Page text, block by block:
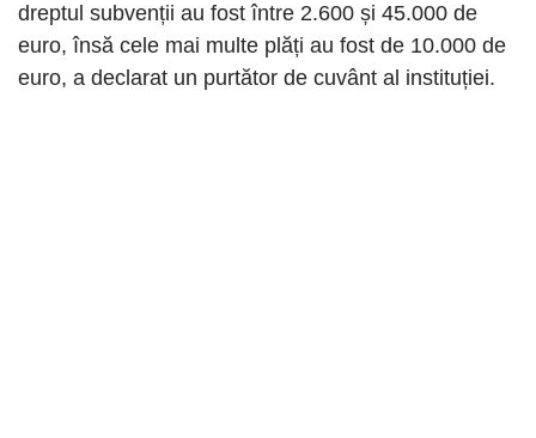
dreptul subvenții au fost între 2.600 și 45.000 de
euro, însă cele mai multe plăți au fost de 10.000 de
euro, a declarat un purtător de cuvânt al instituției.